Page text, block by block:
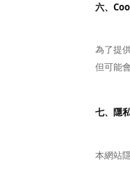
六、
為了提
但可能
七、隱
本網站